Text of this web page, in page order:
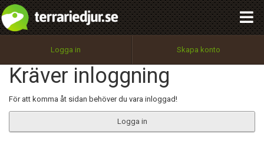
Logga in Skapa konto
Kräver inloggning
För att komma åt sidan behöver du vara inloggad!
Logga in
Utför
100%
OK
integritetspolicy
Namn:
Epost:
Begär nytt lösenord
Tillbaka till förstasidan